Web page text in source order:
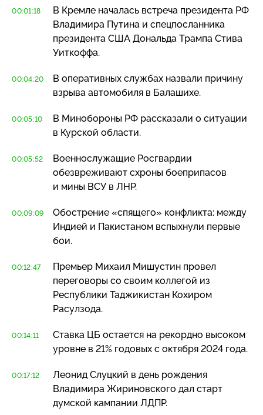
00:01:18
В Кремле началась встреча президента РФ
Владимира Путина и спецпосланника
президента США Дональда Трампа Стива
Уиткоффа.
00:04:20
В оперативных службах назвали причину
взрыва автомобиля в Балашихе.
00:05:10
В Минобороны РФ рассказали о ситуации
в Курской области.
00:05:52
Военнослужащие Росгвардии
обезвреживают схроны боеприпасов
и мины ВСУ в ЛНР.
00:09:09
Обострение «спящего» конфликта: между
Индией и Пакистаном вспыхнули первые
бои.
00:12:47
Премьер Михаил Мишустин провел
переговоры со своим коллегой из
Республики Таджикистан Кохиром
Расулзода.
00:14:11
Ставка ЦБ остается на рекордно высоком
уровне в 21% годовых с октября 2024 года.
00:17:12
Леонид Слуцкий в день рождения
Владимира Жириновского дал старт
думской кампании ЛДПР.